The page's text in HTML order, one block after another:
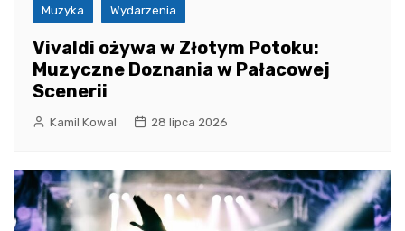
Muzyka Wydarzenia
Vivaldi ożywa w Złotym Potoku:
Muzyczne Doznania w Pałacowej
Scenerii
Kamil Kowal 28 lipca 2026